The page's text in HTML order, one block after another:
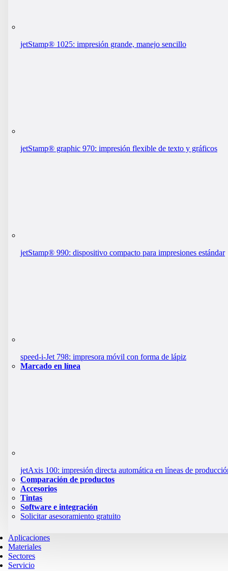
jetStamp® 1025: impresión grande, manejo sencillo
jetStamp® graphic 970: impresión flexible de texto y gráficos
jetStamp® 990: dispositivo compacto para impresiones estándar
speed-i-Jet 798: impresora móvil con forma de lápiz
Marcado en línea
jetAxis 100: impresión directa automática en líneas de
Comparación de productos
Accesorios
Tintas
Software e integración
Solicitar asesoramiento gratuito
Aplicaciones
Materiales
Sectores
Servicio